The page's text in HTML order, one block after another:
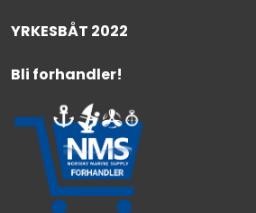
YRKESBÅT 2022
Bli forhandler!